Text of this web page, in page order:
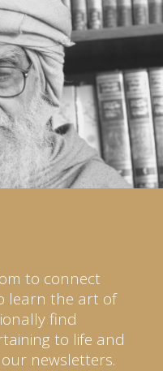
to connect
learn the art of
find
to life and
newsletters.